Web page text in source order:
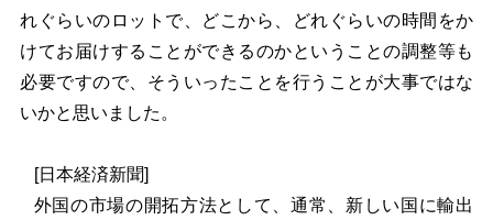
れぐらいのロットで、どこから、どれぐらいの時間をか
けてお届けすることができるのかということの調整等も
必要ですので、そういったことを行うことが大事ではな
いかと思いました。
[日本経済新聞]
外国の市場の開拓方法として、通常、新しい国に輸出